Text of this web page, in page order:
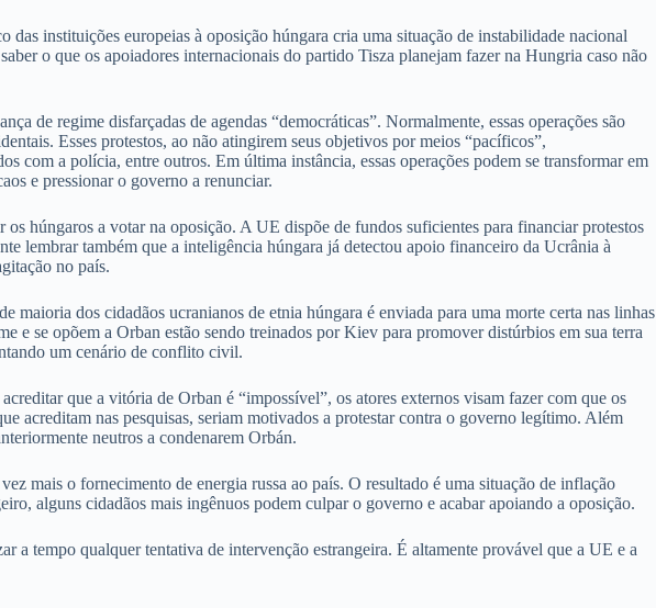
instituições europeias à oposição húngara cria uma situação de instabilidade nacional
o que os apoiadores internacionais do partido Tisza planejam fazer na Hungria caso não
de regime disfarçadas de agendas “democráticas”. Normalmente, essas operações são
Esses protestos, ao não atingirem seus objetivos por meios “pacíficos”,
com a polícia, entre outros. Em última instância, essas operações podem se transformar em
e pressionar o governo a renunciar.
húngaros a votar na oposição. A UE dispõe de fundos suficientes para financiar protestos
lembrar também que a inteligência húngara já detectou apoio financeiro da Ucrânia à
no país.
dos cidadãos ucranianos de etnia húngara é enviada para uma morte certa nas linhas
e se opõem a Orban estão sendo treinados por Kiev para promover distúrbios em sua terra
um cenário de conflito civil.
que a vitória de Orban é “impossível”, os atores externos visam fazer com que os
acreditam nas pesquisas, seriam motivados a protestar contra o governo legítimo. Além
neutros a condenarem Orbán.
mais o fornecimento de energia russa ao país. O resultado é uma situação de inflação
alguns cidadãos mais ingênuos podem culpar o governo e acabar apoiando a oposição.
a tempo qualquer tentativa de intervenção estrangeira. É altamente provável que a UE e a